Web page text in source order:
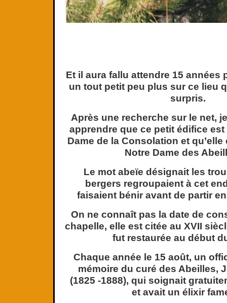
Et il aura fallu attendre 15 années
un tout petit peu plus sur ce lieu
surpris.
Après une recherche sur le net,
apprendre que ce petit édifice est
Dame de la Consolation et
Notre Dame des
Le mot abeïe désignait les
bergers regroupaient à cet
faisaient bénir avant de partir
On ne connaît pas la date de
chapelle, elle est citée au XVII
fut restaurée au début
Chaque année le 15 août, un
mémoire du curé des Abeilles,
(1825 -1888), qui soignait
et avait un élixir